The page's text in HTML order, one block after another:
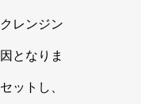
レンジン
となりま
ットし、